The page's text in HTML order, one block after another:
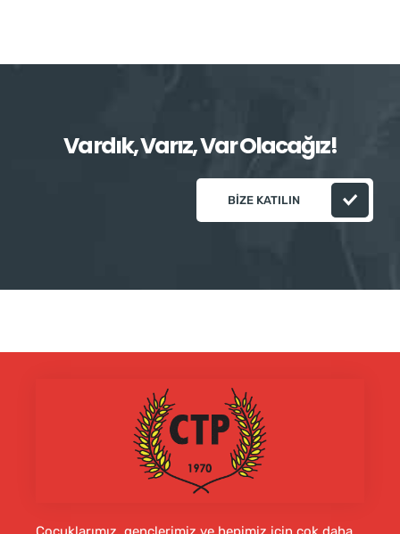
Vardık, Varız, Var Olacağız!
BIZE KATILIN